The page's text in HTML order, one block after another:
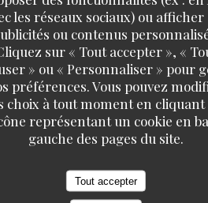
les réseaux sociaux) ou afficher
ou contenus
sur « Tout accepter », «
» ou « Personnaliser » pour
préférences. Vous pouvez
choix à tout moment en
représentant un cookie en
gauche des pages du site.
Tout accepter
4/5
2 3